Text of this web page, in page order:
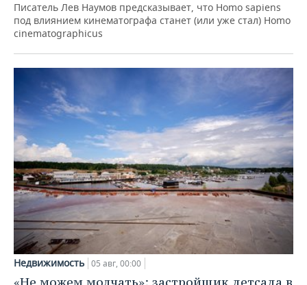
Писатель Лев Наумов предсказывает, что Homo sapiens
под влиянием кинематографа станет (или уже стал) Homo
cinematographicus
Недвижимость 05 авг, 00:00
«Не можем молчать»: застройщик детсада в